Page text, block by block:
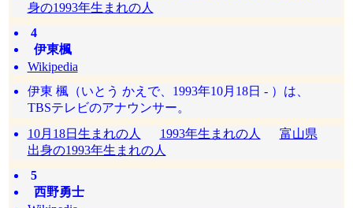
身の1993年生まれの人
4
伊東楓
Wikipedia
伊東 楓（いとう かえで、1993年10月18日 - ）は、
TBSテレビのアナウンサー。
10月18日生まれの人
1993年生まれの人
富山県
出身の1993年生まれの人
5
西野勇士